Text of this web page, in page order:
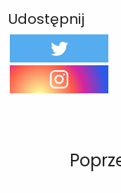
Udostępnij